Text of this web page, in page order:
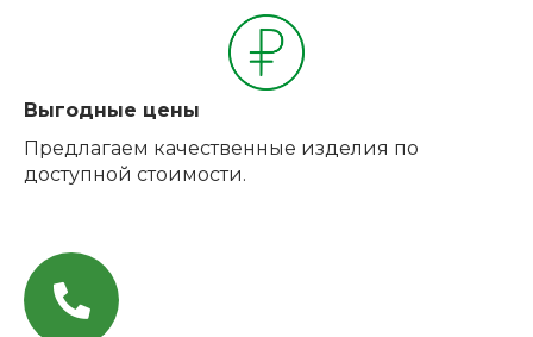
Выгодные цены
Предлагаем качественные изделия по
доступной стоимости.